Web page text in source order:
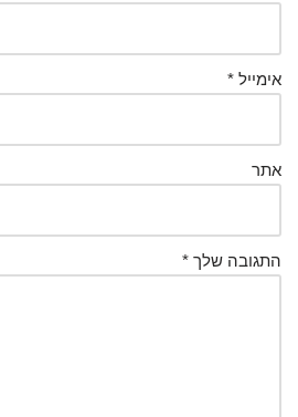
אימייל *
אתר
התגובה שלך *